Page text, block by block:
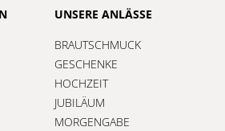
UNSERE ANLÄSSE
BRAUTSCHMUCK
GESCHENKE
HOCHZEIT
JUBILÄUM
MORGENGABE